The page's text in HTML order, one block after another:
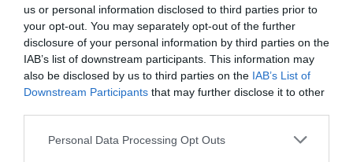
us or personal information disclosed to third parties prior to
your opt-out. You may separately opt-out of the further
disclosure of your personal information by third parties on the
IAB’s list of downstream participants. This information may
also be disclosed by us to third parties on the IAB’s List of
Downstream Participants that may further disclose it to other
Personal Data Processing Opt Outs
Β. ΤοΚρατικό Βραβείο Εφηβικού-Νεανικού
Λογοτεχνικού Βιβλίου 2023απονέμεται κατά
πλειοψηφία στον Θοδωρή Κούκια για το έργο με τίτλο
Τετράγωνα κύματα, ιπτάμενες μέδουσες, εκδόσεις
Κέδρος.
Βιβλίου 2023απονέμεται κατά πλειοψηφία στην